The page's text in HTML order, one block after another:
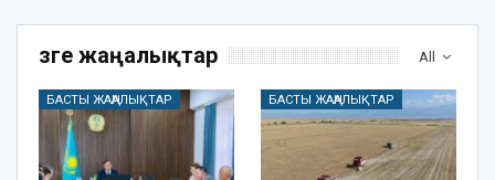
All
Өзге жаңалықтар
БАСТЫ ЖАҢАЛЫҚТАР БАСТЫ ЖАҢАЛЫҚТАР